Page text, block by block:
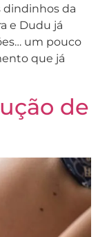
dindinhos da
e Dudu já
um pouco
que já
de